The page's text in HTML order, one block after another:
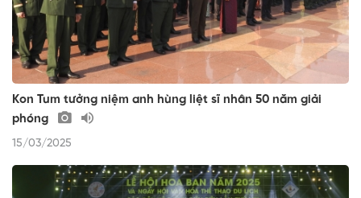
Kon Tum tưởng niệm anh hùng liệt sĩ nhân 50 năm giải
phóng
15/03/2025